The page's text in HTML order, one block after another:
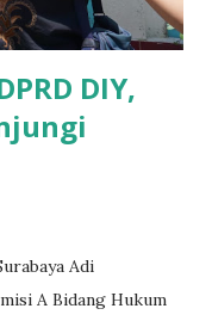
mengerti kalau ada
DIY,
Adi
A Bidang Hukum